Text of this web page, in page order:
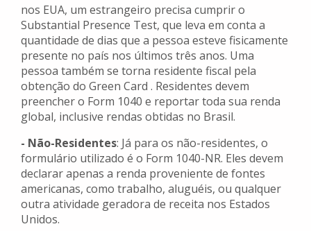
nos EUA, um estrangeiro precisa cumprir o
Substantial Presence Test, que leva em conta a
quantidade de dias que a pessoa esteve fisicamente
presente no país nos últimos três anos. Uma
pessoa também se torna residente fiscal pela
obtenção do Green Card . Residentes devem
preencher o Form 1040 e reportar toda sua renda
global, inclusive rendas obtidas no Brasil.
- Não-Residentes: Já para os não-residentes, o
formulário utilizado é o Form 1040-NR. Eles devem
declarar apenas a renda proveniente de fontes
americanas, como trabalho, aluguéis, ou qualquer
outra atividade geradora de receita nos Estados
Unidos.